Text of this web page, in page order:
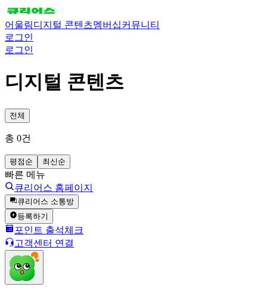
어울림디지털 콘텐츠멤버십커뮤니티
로그인
로그인
디지털 콘텐츠
전체
총 0건
평점순 최신순
빠른 메뉴
큐리어스 홈페이지
큐리어스 소통방
등록하기
포인트 출석체크
고객센터 연결